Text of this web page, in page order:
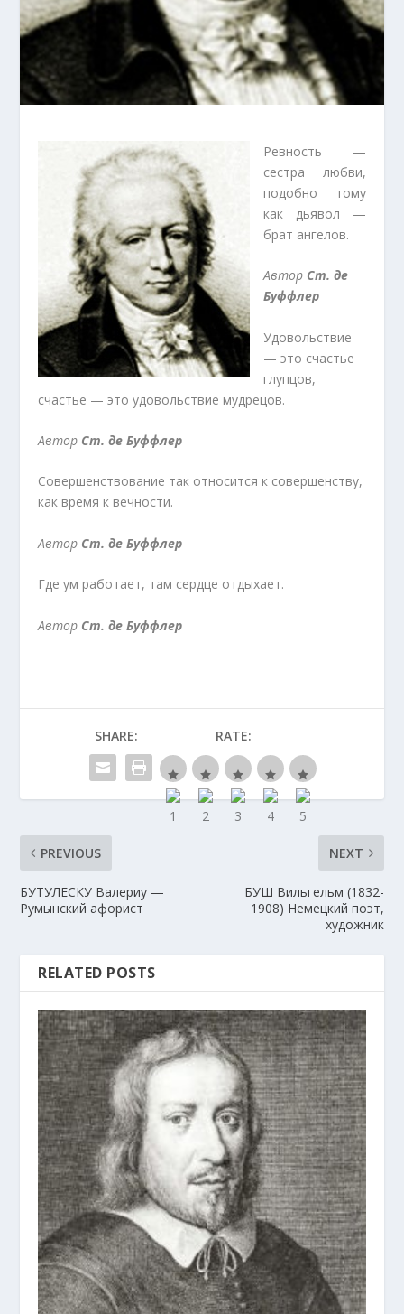
Ревность —
сестра любви,
подобно тому
как дьявол —
брат ангелов.
Автор Ст. де
Буффлер
Удовольствие
— это счастье
глупцов,
счастье — это удовольствие мудрецов.
Автор Ст. де Буффлер
Совершенствование так относится к совершенству,
как время к вечности.
Автор Ст. де Буффлер
Где ум работает, там сердце отдыхает.
Автор Ст. де Буффлер
SHARE: RATE:
PREVIOUS
БУТУЛЕСКУ Валериу —
Румынский афорист
NEXT
БУШ Вильгельм (1832-
1908) Немецкий поэт,
художник
RELATED POSTS